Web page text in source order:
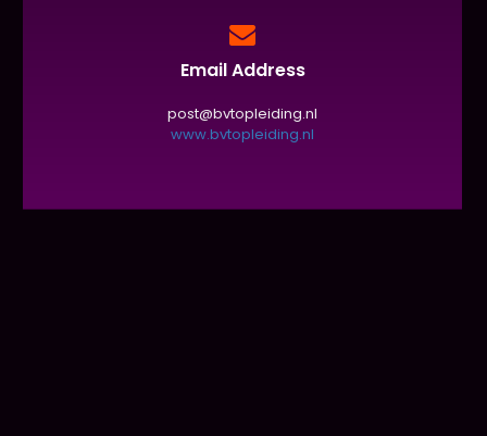
Email Address
post@bvtopleiding.nl
www.bvtopleiding.nl